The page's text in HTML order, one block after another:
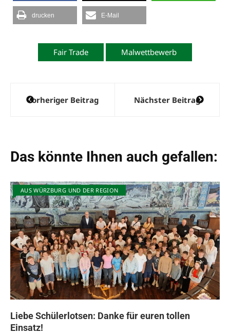
drucken E-Mail
Fair Trade Malwettbewerb
Beitragsnavigation
Vorheriger Beitrag Nächster Beitrag
Das könnte Ihnen auch gefallen:
AUS WÜRZBURG UND DER REGION
Liebe Schülerlotsen: Danke für euren tollen
Einsatz!